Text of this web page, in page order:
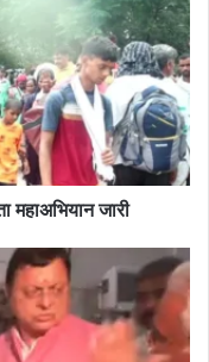
महाअभियान जारी